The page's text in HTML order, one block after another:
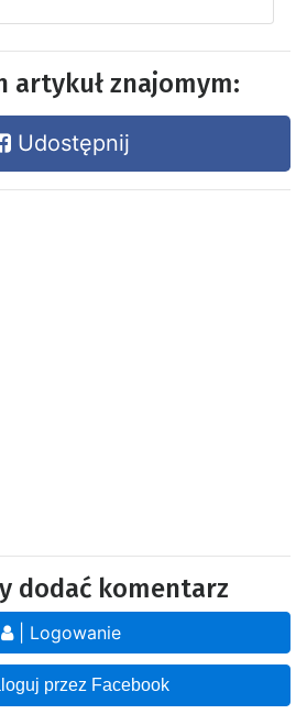
artykuł znajomym:
Udostępnij
dodać komentarz
| Logowanie
przez Facebook